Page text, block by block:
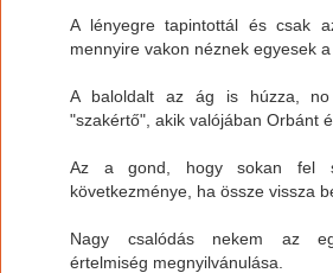
A lényegre tapintottál és csak
mennyire vakon néznek egyesek a
A baloldalt az ág is húzza,
"szakértő", akik valójában Orbánt
Az a gond, hogy sokan fel
következménye, ha össze vissza
Nagy csalódás nekem az
értelmiség megnyilvánulása.